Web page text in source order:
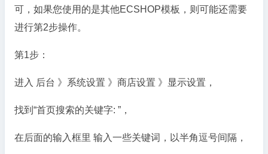
可，如果您使用的是其他ECSHOP模板，则可能还需要
进行第2步操作。
第1步：
进入 后台 》系统设置 》商店设置 》显示设置，
找到“首页搜索的关键字: ”，
在后面的输入框里 输入一些关键词，以半角逗号间隔，